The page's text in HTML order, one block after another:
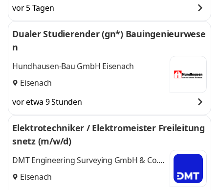
vor 5 Tagen
Dualer Studierender (gn*) Bauingenieurwese
n
Hundhausen-Bau GmbH Eisenach
Eisenach
vor etwa 9 Stunden
Elektrotechniker / Elektromeister Freileitung
snetz (m/w/d)
DMT Engineering Surveying GmbH & Co.
KGEisenach